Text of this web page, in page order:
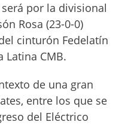
por la divisional
Rosa (23-0-0)
cinturón Fedelatín
Latina CMB.
de una gran
entre los que se
del Eléctrico